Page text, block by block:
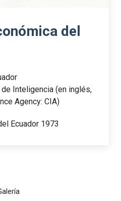
del
Inteligencia (en inglés,
Agency: CIA)
Ecuador 1973